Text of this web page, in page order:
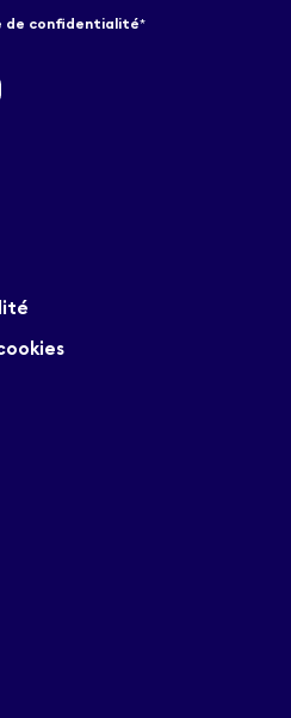
de confidentialité*